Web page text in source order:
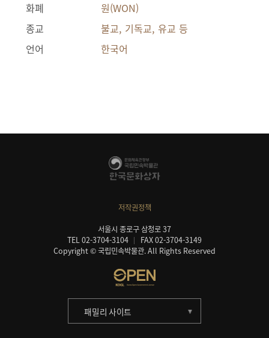
화폐
원(WON)
종교
불교, 기독교, 유교 등
언어
한국어
저작권정책
서울시 종로구 삼청로 37
TEL 02-3704-3104
FAX 02-3704-3149
Copyright © 국립민속박물관. All Rights Reserved
패밀리 사이트